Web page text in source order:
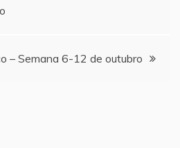
– Semana 6-12 de outubro